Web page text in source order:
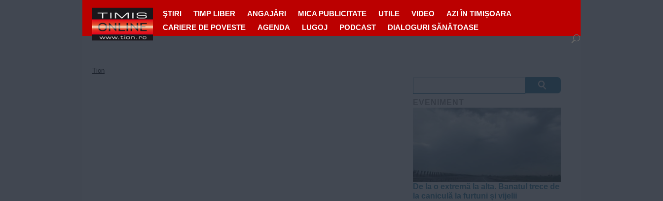
ŞTIRI TIMP LIBER ANGAJĂRI MICA PUBLICITATE UTILE VIDEO
AZI ÎN TIMIȘOARA
CARIERE DE POVESTE
AGENDA LUGOJ PODCAST DIALOGURI SĂNĂTOASE
Tion
De la o extremă la alta. Banatul trece de
la caniculă la furtuni și vijelii